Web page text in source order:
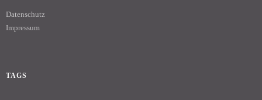
Datenschutz
Impressum
TAGS